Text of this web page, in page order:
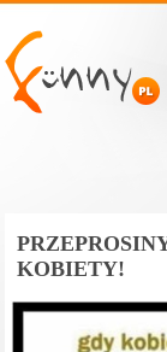
KOBIETY!